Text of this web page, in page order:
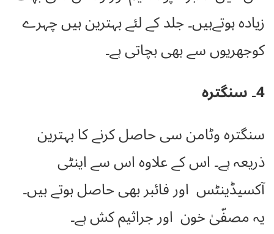
زیادہ ہوتےہیں۔ جلد کے لئے بہترین ہیں چہرے
کوجھریوں سے بھی بچاتی ہے۔
4۔ سنگترہ
سنگترہ وٹامن سی حاصل کرنے کا بہترین
ذریعہ ہے۔ اس کے علاوہ اس سے اینٹی
آکسیڈینٹس اور فائبر بھی حاصل ہوتے ہیں۔
یہ مصفّیٰ خون اور جراثیم کش ہے۔